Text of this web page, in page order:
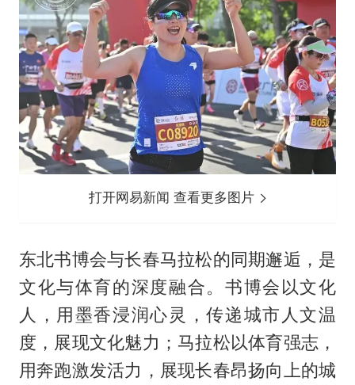
打开网易新闻 查看更多图片
东北书博会与长春马拉松的同期邂逅，是
文化与体育的深度融合。书博会以文化
人，用墨香浸润心灵，传递城市人文温
度，展现文化魅力；马拉松以体育强志，
用奔跑激发活力，展现长春昂扬向上的城